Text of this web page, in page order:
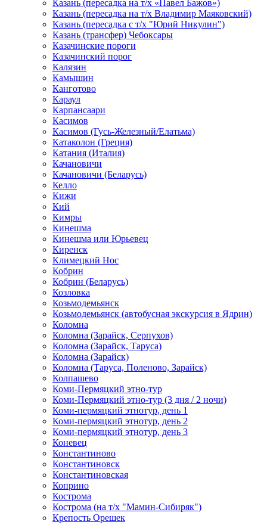
Казань (пересадка на т/х «Павел Бажов»)
Казань (пересадка на т/х Владимир Маяковский)
Казань (пересадка с т/х "Юрий Никулин")
Казань (трансфер) Чебоксары
Казачинские пороги
Казачинский порог
Калязин
Камышин
Канготово
Караул
Карпансаари
Касимов
Касимов (Гусь-Железный/Елатьма)
Катаколон (Греция)
Катания (Италия)
Качановичи
Качановичи (Беларусь)
Келло
Кижи
Кий
Кимры
Кинешма
Кинешма или Юрьевец
Киренск
Климецкий Нос
Кобрин
Кобрин (Беларусь)
Козловка
Козьмодемьянск
Козьмодемьянск (автобусная экскурсия в Ядрин)
Коломна
Коломна (Зарайск, Серпухов)
Коломна (Зарайск, Таруса)
Коломна (Зарайск)
Коломна (Таруса, Поленово, Зарайск)
Колпашево
Коми-Пермяцкий этно-тур
Коми-Пермяцкий этно-тур (3 дня / 2 ночи)
Коми-пермяцкий этнотур, день 1
Коми-пермяцкий этнотур, день 2
Коми-пермяцкий этнотур, день 3
Коневец
Константиново
Константиновск
Константиновская
Коприно
Кострома
Кострома (на т/х "Мамин-Сибиряк")
Крепость Орешек